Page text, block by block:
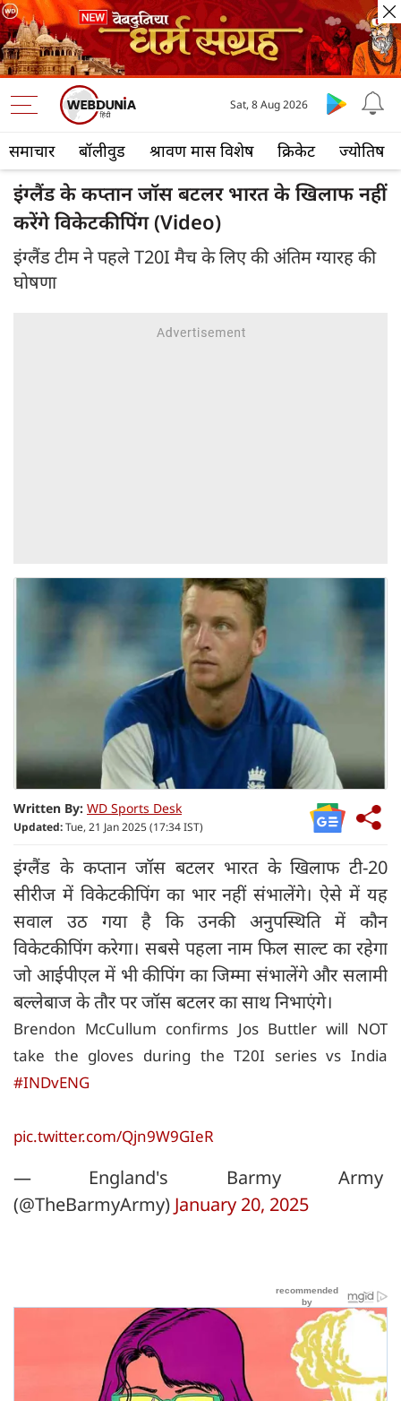
समाचार बॉलीवुड श्रावण मास विशेष क्रिकेट ज्योतिष
Sat, 8 Aug 2026
इंग्लैंड के कप्तान जॉस बटलर भारत के खिलाफ नहीं
करेंगे विकेटकीपिंग (Video)
इंग्लैंड टीम ने पहले T20I मैच के लिए की अंतिम ग्यारह की
घोषणा
Written By: WD Sports Desk
Updated:Tue, 21 Jan 2025 (17:34 IST)
इंग्लैंड के कप्तान जॉस बटलर भारत के खिलाफ टी-20
सीरीज में विकेटकीपिंग का भार नहीं संभालेंगे। ऐसे में यह
सवाल उठ गया है कि उनकी अनुपस्थिति में कौन
विकेटकीपिंग करेगा। सबसे पहला नाम फिल साल्ट का रहेगा
जो आईपीएल में भी कीपिंग का जिम्मा संभालेंगे और सलामी
बल्लेबाज के तौर पर जॉस बटलर का साथ निभाएंगे।
Brendon McCullum confirms Jos Buttler will NOT
take the gloves during the T20I series vs India
#INDvENG
pic.twitter.com/Qjn9W9GIeR
— England's Barmy Army
(@TheBarmyArmy) January 20, 2025